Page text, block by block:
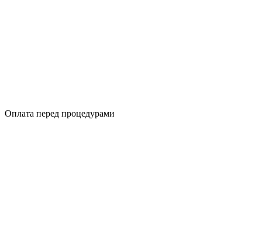
Оплата перед процедурами